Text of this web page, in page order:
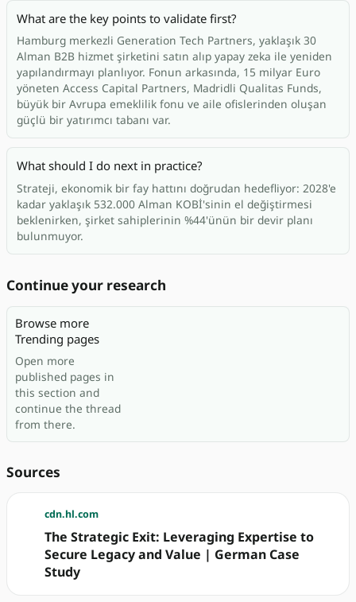
What are the key points to validate first?
Hamburg merkezli Generation Tech Partners, yaklaşık 30
Alman B2B hizmet şirketini satın alıp yapay zeka ile yeniden
yapılandırmayı planlıyor. Fonun arkasında, 15 milyar Euro
yöneten Access Capital Partners, Madridli Qualitas Funds,
büyük bir Avrupa emeklilik fonu ve aile ofislerinden oluşan
güçlü bir yatırımcı tabanı var.
What should I do next in practice?
Strateji, ekonomik bir fay hattını doğrudan hedefliyor: 2028'e
kadar yaklaşık 532.000 Alman KOBİ'sinin el değiştirmesi
beklenirken, şirket sahiplerinin %44'ünün bir devir planı
bulunmuyor.
Continue your research
Browse more
Trending pages
Open more
published pages in
this section and
continue the thread
from there.
Sources
cdn.hl.com
The Strategic Exit: Leveraging Expertise to
Secure Legacy and Value | German Case
Study